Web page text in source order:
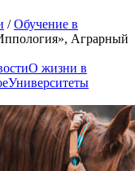
/Обучение в
Аграрный
О жизни в
Университеты